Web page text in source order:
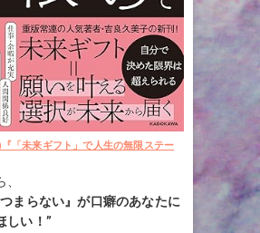
『「未来ギフト」で人生の無限ステー
まらない』が口癖のあなたに
しい！”